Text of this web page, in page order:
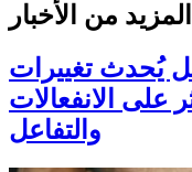
المزيد من الأخبار
يُحدث تغييرات
على الانفعالات
والتفاعل